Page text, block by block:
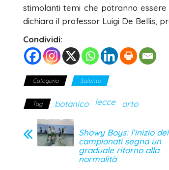
stimolanti temi che potranno
dichiara il professor Luigi De Bellis,
Condividi:
Categoria Salento
Tag botanico lecce orto
Showy Boys: l’inizio dei
campionati segna un
graduale ritorno alla
normalità